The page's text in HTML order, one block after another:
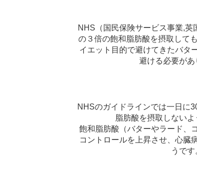
NHS（国民保険サービス事業,英
の３倍の飽和脂肪酸を摂取して
イエット目的で避けてきたバタ
避ける必要があ
NHSのガイドラインでは一日に
脂肪酸を摂取しないよ
飽和脂肪酸（バターやラード、
コントロールを上昇させ、心臓
うです